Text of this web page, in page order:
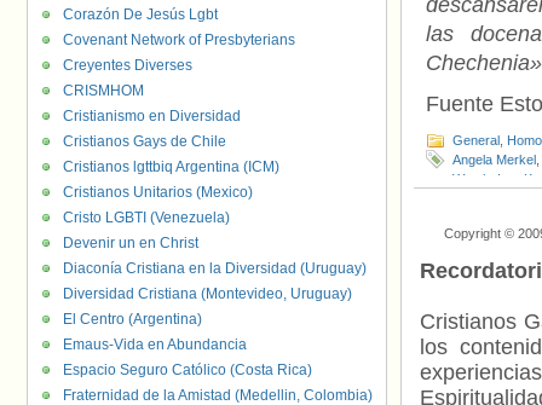
las
Fuente
General
Angela Merkel
Watch
Igor
Copyright ©
Cristianos
los
Corazón De Jesús Lgbt
Covenant Network of Presbyterians
Creyentes Diverses
CRISMHOM
Cristianismo en Diversidad
Cristianos Gays de Chile
Cristianos lgttbiq Argentina (ICM)
Cristianos Unitarios (Mexico)
Cristo LGBTI (Venezuela)
Devenir un en Christ
Diaconía Cristiana en la Diversidad (Uruguay)
Diversidad Cristiana (Montevideo, Uruguay)
El Centro (Argentina)
Emaus-Vida en Abundancia
Espacio Seguro Católico (Costa Rica)
Fraternidad de la Amistad (Medellin, Colombia)